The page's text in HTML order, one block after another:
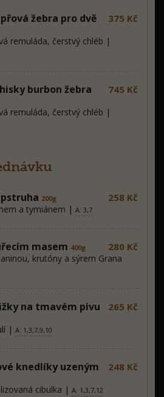
žebra pro dvě
375 Kč
remuláda, čerstvý chléb |
burbon žebra 745 Kč
remuláda, čerstvý chléb |
200g 258 Kč
a tymiánem | A: 3,7
masem 400g 280 Kč
krutóny a sýrem Grana
na tmavém pivu
265 Kč
| A: 1,3,7,9,10
knedlíky uzeným
248 Kč
cibulka | A: 1,3,7,12